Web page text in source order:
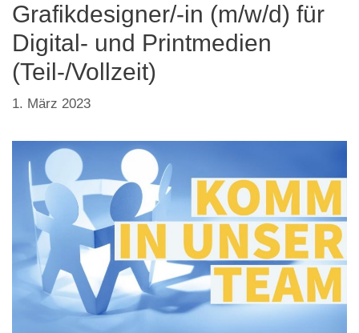
Grafikdesigner/-in (m/w/d) für
Digital- und Printmedien
(Teil-/Vollzeit)
1. März 2023